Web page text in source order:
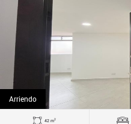
Arriendo
42 m2